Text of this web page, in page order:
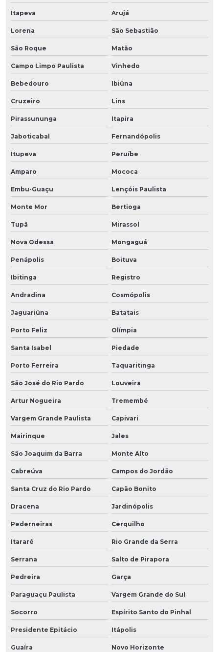
Itapeva Arujá
Lorena São Sebastião
São Roque Matão
Campo Limpo Paulista Vinhedo
Bebedouro Ibiúna
Cruzeiro Lins
Pirassununga Itapira
Jaboticabal Fernandópolis
Itupeva Peruíbe
Amparo Mococa
Embu-Guaçu Lençóis Paulista
Monte Mor Bertioga
Tupã Mirassol
Nova Odessa Mongaguá
Penápolis Boituva
Ibitinga Registro
Andradina Cosmópolis
Jaguariúna Batatais
Porto Feliz Olímpia
Santa Isabel Piedade
Porto Ferreira Taquaritinga
São José do Rio Pardo Louveira
Artur Nogueira Tremembé
Vargem Grande Paulista Capivari
Mairinque Jales
São Joaquim da Barra Monte Alto
Cabreúva Campos do Jordão
Santa Cruz do Rio Pardo Capão Bonito
Dracena Jardinópolis
Pederneiras Cerquilho
Itararé Rio Grande da Serra
Serrana Salto de Pirapora
Pedreira Garça
Paraguaçu Paulista Vargem Grande do Sul
Socorro Espírito Santo do Pinhal
Presidente Epitácio Itápolis
Guaíra Novo Horizonte